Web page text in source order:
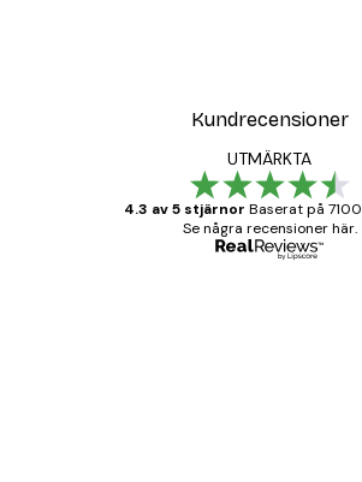
Kundrecensioner
UTMÄRKTA
4.3 av 5 stjärnor Baserat på
Se några recensioner här.